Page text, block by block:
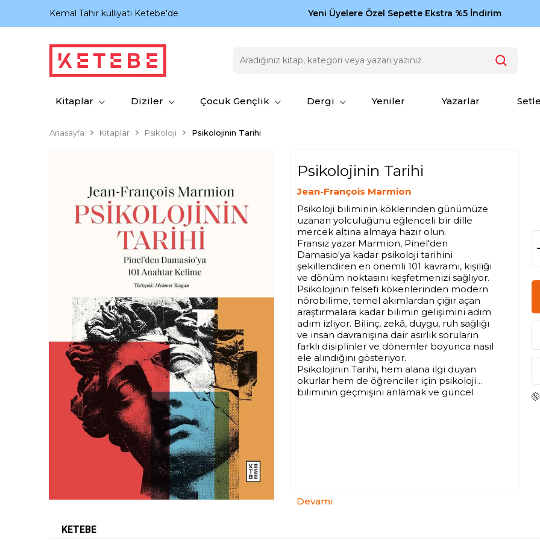
Kemal Tahir külliyatı Ketebe'de Zamansız eserler Ketebe'de: Cengiz Aytmatov
Yeni Üyelere Özel Sepette Ekstra %5 İndirim
Kitaplar Diziler Çocuk Gençlik Dergi Yeniler Yazarlar
Anasayfa Kitaplar Psikoloji Psikolojinin Tarihi
Psikolojinin Tarihi
Jean-François Marmion
Psikoloji biliminin köklerinden günümüze
uzanan yolculuğunu eğlenceli bir dille
mercek altına almaya hazır olun.
Fransız yazar Marmion, Pinel'den
Damasio'ya kadar psikoloji tarihini
şekillendiren en önemli 101 kavramı, kişiliği
ve dönüm noktasını keşfetmenizi sağlıyor.
Psikolojinin felsefi kökenlerinden modern
nörobilime, temel akımlardan çığır açan
araştırmalara kadar bilimin gelişimini adım
adım izliyor. Bilinç, zekâ, duygu, ruh sağlığı
ve insan davranışına dair asırlık soruların
farklı disiplinler ve dönemler boyunca nasıl
ele alındığını gösteriyor.
Psikolojinin Tarihi, hem alana ilgi duyan
okurlar hem de öğrenciler için psikoloji
biliminin geçmişini anlamak ve güncel
Devamı
KETEBE